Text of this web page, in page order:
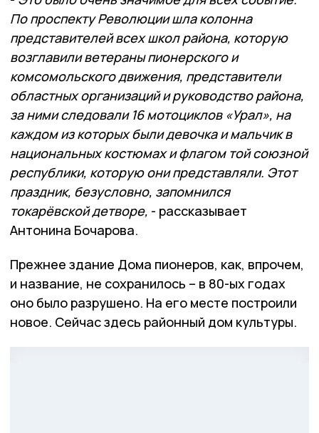
По проспекту Революции шла колонна
представителей всех школ района, которую
возглавили ветераны пионерского и
комсомольского движения, представители
областных организаций и руководство района,
за ними следовали 16 мотоциклов «Урал», на
каждом из которых были девочка и мальчик в
национальных костюмах и флагом той союзной
республики, которую они представляли. Этот
праздник, безусловно, запомнился
токарёвской детворе, - рассказывает
Антонина Бочарова.
Прежнее здание Дома пионеров, как, впрочем,
и название, не сохранилось – в 80-ых годах
оно было разрушено. На его месте построили
новое. Сейчас здесь районный дом культуры.